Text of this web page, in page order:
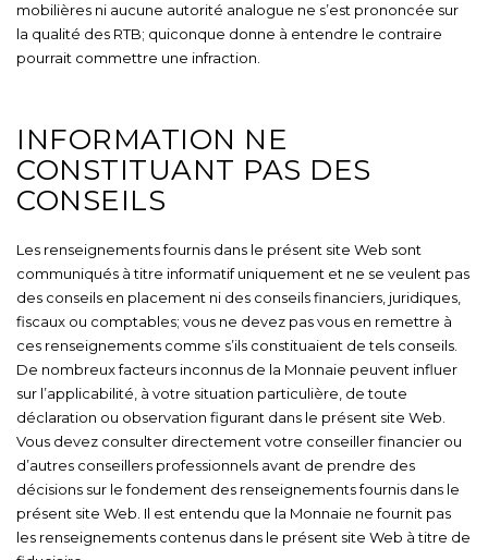
mobilières ni aucune autorité analogue ne s’est prononcée sur
la qualité des RTB; quiconque donne à entendre le contraire
pourrait commettre une infraction.
INFORMATION NE
CONSTITUANT PAS DES
CONSEILS
Les renseignements fournis dans le présent site Web sont
communiqués à titre informatif uniquement et ne se veulent pas
des conseils en placement ni des conseils financiers, juridiques,
fiscaux ou comptables; vous ne devez pas vous en remettre à
ces renseignements comme s’ils constituaient de tels conseils.
De nombreux facteurs inconnus de la Monnaie peuvent influer
sur l’applicabilité, à votre situation particulière, de toute
déclaration ou observation figurant dans le présent site Web.
Vous devez consulter directement votre conseiller financier ou
d’autres conseillers professionnels avant de prendre des
décisions sur le fondement des renseignements fournis dans le
présent site Web. Il est entendu que la Monnaie ne fournit pas
les renseignements contenus dans le présent site Web à titre de